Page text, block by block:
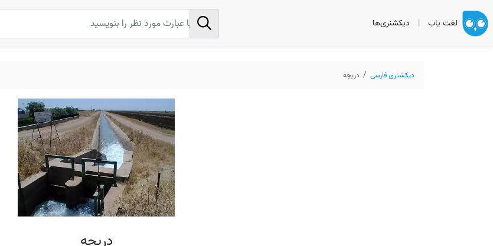
لغت یاب | دیکشنری‌ها
دیکشنری فارسی دریچه
دریچه